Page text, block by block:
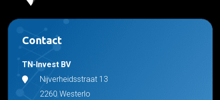
Contact
TN-Invest BV
Nijverheidsstraat 13
2260 Westerlo